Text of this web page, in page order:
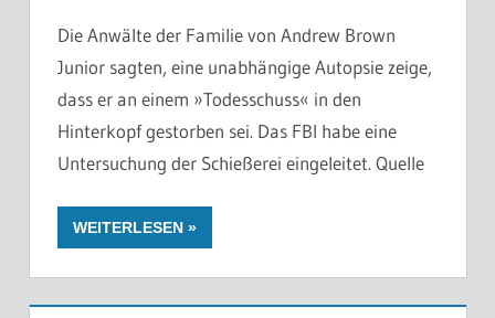
Die Anwälte der Familie von Andrew Brown
Junior sagten, eine unabhängige Autopsie zeige,
dass er an einem »Todesschuss« in den
Hinterkopf gestorben sei. Das FBI habe eine
Untersuchung der Schießerei eingeleitet. Quelle
WEITERLESEN